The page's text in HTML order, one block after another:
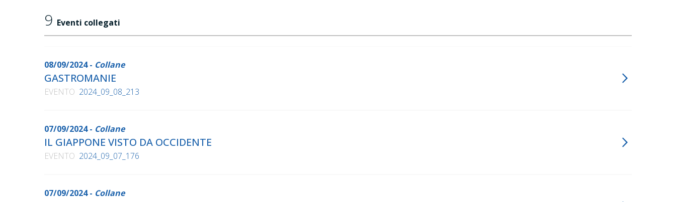
9 Eventi collegati
08/09/2024 - Collane
GASTROMANIE
EVENTO 2024_09_08_213
07/09/2024 - Collane
IL GIAPPONE VISTO DA OCCIDENTE
EVENTO 2024_09_07_176
07/09/2024 - Collane